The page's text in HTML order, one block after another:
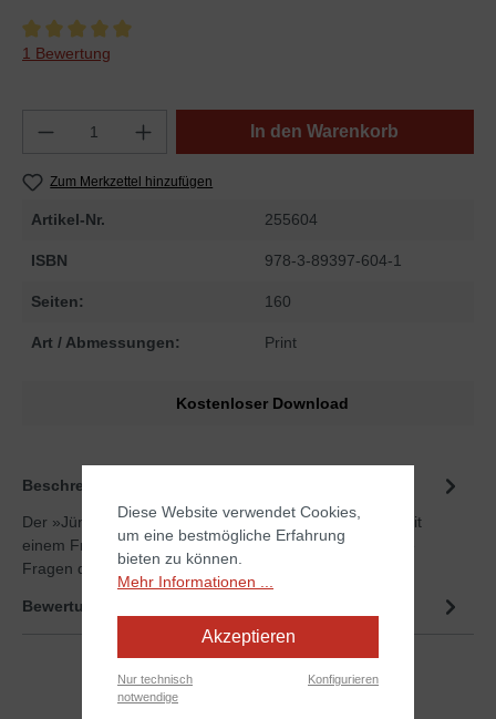
Durchschnittliche Bewertung von 5 von 5 Sternen
1 Bewertung
In den Warenkorb
Zum Merkzettel hinzufügen
Artikel-Nr. 255604
ISBN 978-3-89397-604-1
Seiten: 160
Art / Abmessungen: Print
Kostenloser Download
Beschreibung
Der »Jüngerschaftskurs«. In 13 Lektionen, die jeweils mit
einem Fragenteil oder Studienführer enden, werden alle
Fragen der…Mehr
Bewertungen
Diese Website verwendet Cookies,
um eine bestmögliche Erfahrung
bieten zu können.
Mehr Informationen ...
Akzeptieren
Nur technisch
notwendige
Konfigurieren